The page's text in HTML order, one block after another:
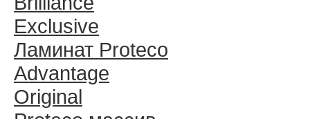
Exclusive
Ламинат Proteco
Advantage
Original